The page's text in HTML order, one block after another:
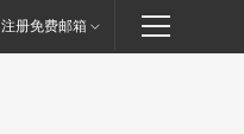
注册免费邮箱